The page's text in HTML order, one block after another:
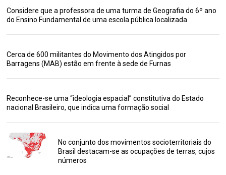
Considere que a professora de uma turma de Geografia do 6º ano
do Ensino Fundamental de uma escola pública localizada
Cerca de 600 militantes do Movimento dos Atingidos por
Barragens (MAB) estão em frente à sede de Furnas
Reconhece-se uma “ideologia espacial” constitutiva do Estado
nacional Brasileiro, que indica uma formação social
No conjunto dos movimentos socioterritoriais do
Brasil destacam-se as ocupações de terras, cujos
números